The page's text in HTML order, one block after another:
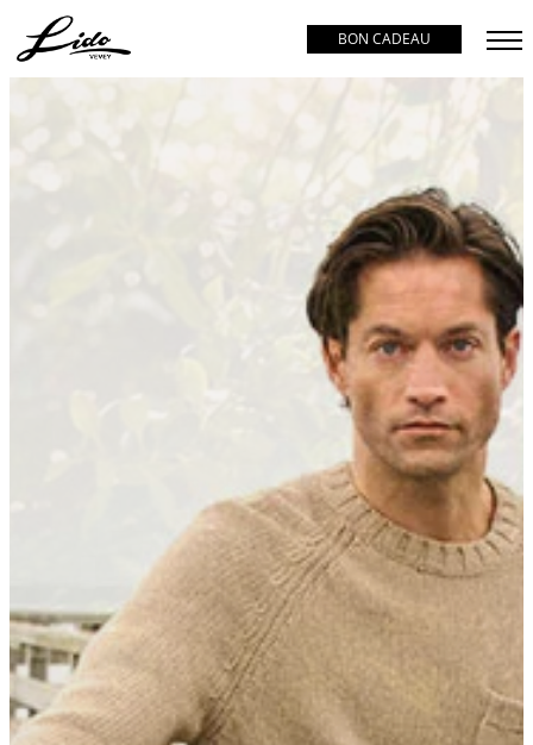
BON CADEAU